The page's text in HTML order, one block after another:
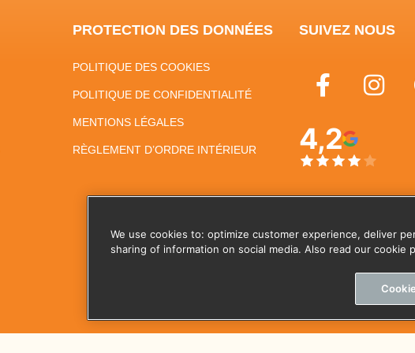
PROTECTION DES DONNÉES
POLITIQUE DES COOKIES
POLITIQUE DE CONFIDENTIALITÉ
MENTIONS LÉGALES
RÈGLEMENT D’ORDRE INTÉRIEUR
SUIVEZ NOUS
4,2
We use cookies to: optimize customer experience, deliver
sharing of information on social media. Also read our cookie